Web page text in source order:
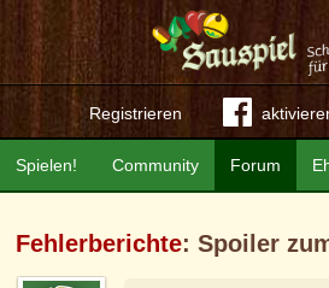
Registrieren
Community Forum
Spielen!
Fehlerberichte: Spoiler